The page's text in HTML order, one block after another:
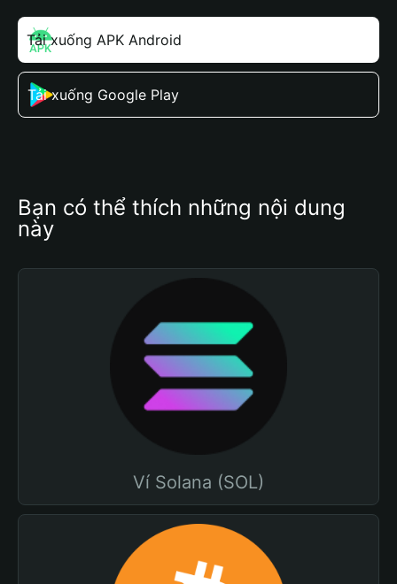
Tải xuống APK Android
Tải xuống Google Play
Bạn có thể thích những nội dung
này
Ví Solana (SOL)